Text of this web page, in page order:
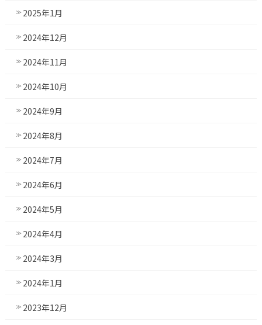
2025年1月
2024年12月
2024年11月
2024年10月
2024年9月
2024年8月
2024年7月
2024年6月
2024年5月
2024年4月
2024年3月
2024年1月
2023年12月